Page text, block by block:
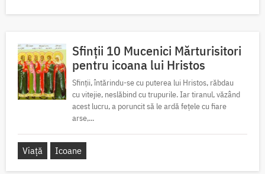
Sfinții 10 Mucenici Mărturisitori
pentru icoana lui Hristos
Sfinții, întărindu-se cu puterea lui Hristos, răbdau
cu vitejie, neslăbind cu trupurile. Iar tiranul, văzând
acest lucru, a poruncit să le ardă fețele cu fiare
arse,...
Viață Icoane